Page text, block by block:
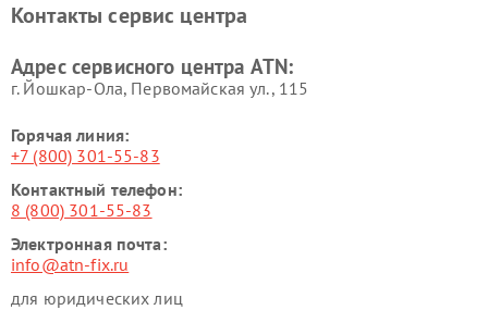
Контакты сервис центра
Адрес сервисного центра ATN:
г. Йошкар-Ола, Первомайская ул., 115
Горячая линия:
+7 (800) 301-55-83
Контактный телефон:
8 (800) 301-55-83
Электронная почта:
info@atn-fix.ru
для юридических лиц